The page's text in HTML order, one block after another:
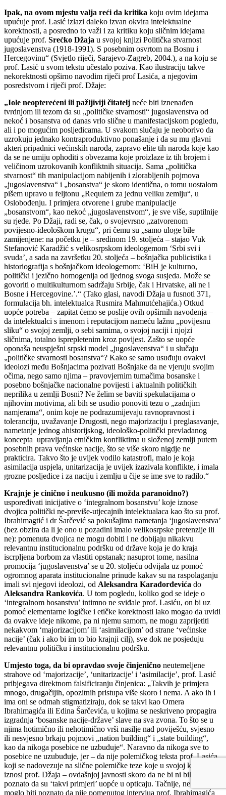
Ipak, na ovom mjestu valja reći da kritika koju ovim idejama
upućuje prof. Lasić izlazi daleko izvan okvira intelektualne
korektnosti, a posredno to važi i za kritiku koju sličnim idejama
upućuje prof. Srećko Džaja u svojoj knjizi Politička stvarnost
jugoslavenstva (1918-1991). S posebnim osvrtom na Bosnu i
Hercegovinu“ (Svjetlo riječi, Sarajevo-Zagreb, 2004.), a na koju se
prof. Lasić u svom tekstu učestalo poziva. Kao ilustraciju takve
nekorektnosti opširno navodim riječi prof Lasića, a njegovim
posredstvom i riječi prof. Džaje:
„Iole neopterećeni ili pažljiviji čitatelj neće biti iznenađen
tvrdnjom ili tezom da su „političke stvarnosti“ jugoslavenstva od
nekoć i bosanstva od danas vrlo slične u manifestacijskom pogledu,
ali i po mogućim posljedicama. U svakom slučaju je neoborivo da
uzrokuju jednako kontraproduktivno ponašanje i da su mu glavni
akteri pripadnici većinskih naroda, zapravo elite tih naroda koje kao
da se ne umiju ophoditi s obvezama koje proizlaze iz tih brojem i
veličinom uzrokovanih konfliktnih situacija. Sama „politička
stvarnost“ tih manipulacijom nabijenih i zlorabljenih pojmova
„jugoslavenstva“ i „bosanstva“ je skoro identična, o tomu uostalom
pišem upravo u feljtonu „Requiem za jednu veliku zemlju“, u
Oslobođenju. I primjera otvorene i grube manipulacije
„bosanstvom“, kao nekoć „jugoslavenstvom“, je sve više, suptilnije
su rjeđe. Po Džaji, radi se, čak, o svojevrsno „zatvorenom
povijesno-ideološkom krugu“, pri čemu su „samo uloge bile
zamijenjene: na početku je – sredinom 19. stoljeća – stajao Vuk
Stefanović Karadžić s velikosrpskom ideologemom ‘Srbi svi i
svuda’, a sada na završetku 20. stoljeća – bošnjačka publicistika i
historiografija s bošnjačkom ideologemom: ‘BiH je kulturno,
politički i jezično homogenija od ijednog svoga susjeda. Može se
govoriti o multikulturnom sadržaju Srbije, čak i Hrvatske, ali ne i
Bosne i Hercegovine.’.“ (Tako glasi, navodi Džaja u fusnoti 371,
formulacija bh. intelektualca Rusmira Mahmutćehajića.) Otkud
uopće potreba – zapitat ćemo se poslije ovih opširnih navođenja –
da intelektualci s imenom i reputacijom nameću lažnu „povijesnu
sliku“ o svojoj zemlji, o sebi samima, o svojoj naciji i njojzi
sličnima, totalno isprepletenim kroz povijest. Zašto se uopće
oponaša neuspješni srpski model „jugoslavenstva“ i u slučaju
„političke stvarnosti bosanstva“? Kako se samo usuđuju ovakvi
ideolozi među Bošnjacima pozivati Bošnjake da ne vjeruju svojim
očima, nego samo njima – pravovjernim tumačima bosanske i
posebno bošnjačke nacionalne povijesti i aktualnih političkih
neprilika u zemlji Bosni? Ne želim se baviti spekulacijama o
njihovim motivima, ali bih se usudio ponoviti tezu o „zadnjim
namjerama“, onim koje ne podrazumijevaju ravnopravnost i
toleranciju, uvažavanje Drugosti, nego majorizaciju i preglasavanje,
nametanje jednog ahistorijskog, ideološko-politički prevladanog
koncepta upravljanja etničkim konfliktima u složenoj zemlji putem
posebnih prava većinske nacije, što se više skoro nigdje ne
prakticira. Takvo što je uvijek vodilo katastrofi, malo je koja
asimilacija uspjela, unitarizacija je uvijek izazivala konflikte, i imala
grozne posljedice i za naciju i zemlju u čije se ime sve to radilo.“
Krajnje je cinično i neukusno (ili možda paranoidno?)
uspoređivati inicijative o ‘integralnom bosanstvu’ koje iznose
dvojica politički ne-previše-utjecajnih intelektualaca kao što su prof.
Ibrahimagtić i dr Šarčević sa pokušajima nametanja ‘jugoslavenstva’
(bez obzira da li je ono u pozadini imalo velikosrpske pretenzije ili
ne): pomenuta dvojica ne mogu dobiti i ne dobijaju nikakvu
relevantnu institucionalnu podršku od države koja je do kraja
iscrpljena borbom za vlastiti opstanak; nasuprot tome, nasilna
promocija ‘jugoslavenstva’ se u 20. stoljeću odvijala uz pomoć
ogromnog aparata institucionalne prinude kakav su na raspolaganju
imali svi njegovi ideolozi, od Aleksandra Karađorđevića do
Aleksandra Rankovića. U tom pogledu, koliko god se ideje o
‘integralnom bosanstvu’ intimno ne sviđale prof. Lasiću, on bi uz
pomoć elementarne logičke i etičke korektnosti lako mogao da uvidi
da ovakve ideje nikome, pa ni njemu samom, ne mogu zaprijetiti
nekakvom ‘majorizacijom’ ili ‘asimilacijom’ od strane ‘većinske
nacije’ (čak i ako bi im to bio krajnji cilj), sve dok ne posjeduju
relevantnu političku i institucionalnu podršku.
Umjesto toga, da bi opravdao svoje činjenično neutemeljene
strahove od ‘majorizacije’, ‘unitarizacije’ i ‘asimilacije’, prof. Lasić
pribjegava direktnom falsificiranju činjenica: „Takvih je primjera
mnogo, drugačijih, opozitnih pristupa više skoro i nema. A ako ih i
ima oni se odmah stigmatiziraju, dok se takvi kao Omera
Ibrahimagića ili Edina Šarčevića, u kojima se neskriveno propagira
izgradnja ‘bosanske nacije-države’ slave na sva zvona. To što se u
njima hotimično ili nehotimično vrši nasilje nad poviješću, svjesno
ili nesvjesno brkaju pojmovi „nation building“ i „state building“,
kao da nikoga posebice ne uzbuđuje“. Naravno da nikoga sve to
posebice ne uzubuđuje, jer – da nije polemičkog teksta prof. Lasića
koji se nadovezuje na slične polemičke teze koje u svojoj knjizi
iznosi prof. Džaja – ovdašnjoj javnosti skoro da ne bi ni bilo
poznato da su ‘takvi primjeri’ uopće u opticaju. Tačnije, ne bi ni
moglo biti poznato da nije pomenutog intervjua prof. Ibrahimagića